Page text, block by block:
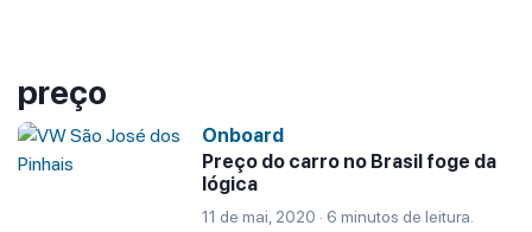
preço
Onboard
Preço do carro no Brasil foge da
lógica
11 de mai, 2020 · 6 minutos de leitura.